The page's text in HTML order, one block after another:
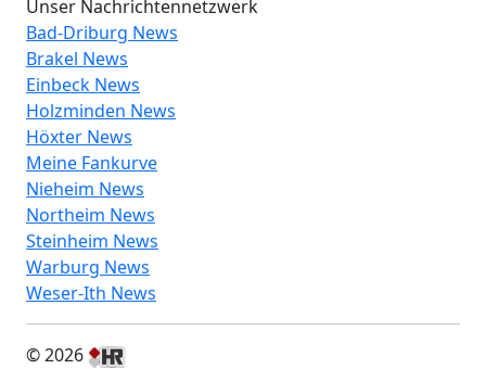
Unser Nachrichtennetzwerk
Bad-Driburg News
Brakel News
Einbeck News
Holzminden News
Höxter News
Meine Fankurve
Nieheim News
Northeim News
Steinheim News
Warburg News
Weser-Ith News
© 2026